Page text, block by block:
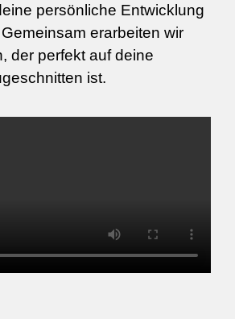
persönliche Entwicklung
erarbeiten wir
der perfekt auf deine
ist.